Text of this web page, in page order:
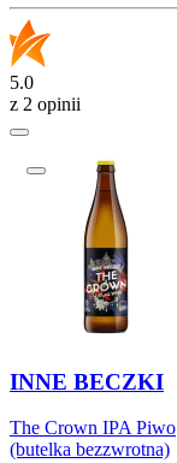
5.0
z 2 opinii
INNE BECZKI
The Crown IPA Piwo
(butelka bezzwrotna)